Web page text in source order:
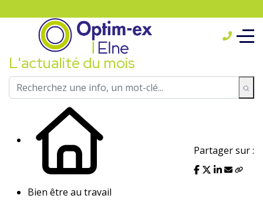
L'actualité du mois
Bien être au travail
Partager sur :